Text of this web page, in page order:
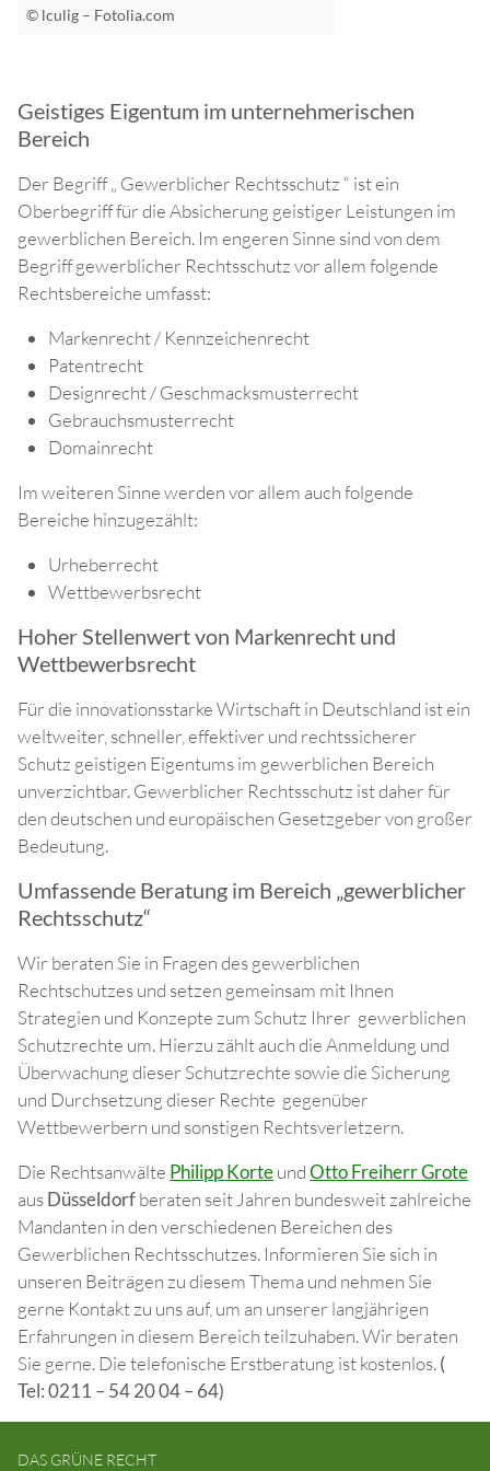
© lculig – Fotolia.com
Geistiges Eigentum im unternehmerischen
Bereich
Der Begriff „ Gewerblicher Rechtsschutz “ ist ein
Oberbegriff für die Absicherung geistiger Leistungen im
gewerblichen Bereich. Im engeren Sinne sind von dem
Begriff gewerblicher Rechtsschutz vor allem folgende
Rechtsbereiche umfasst:
Markenrecht / Kennzeichenrecht
Patentrecht
Designrecht / Geschmacksmusterrecht
Gebrauchsmusterrecht
Domainrecht
Im weiteren Sinne werden vor allem auch folgende
Bereiche hinzugezählt:
Urheberrecht
Wettbewerbsrecht
Hoher Stellenwert von Markenrecht und
Wettbewerbsrecht
Für die innovationsstarke Wirtschaft in Deutschland ist ein
weltweiter, schneller, effektiver und rechtssicherer
Schutz geistigen Eigentums im gewerblichen Bereich
unverzichtbar. Gewerblicher Rechtsschutz ist daher für
den deutschen und europäischen Gesetzgeber von großer
Bedeutung.
Umfassende Beratung im Bereich „gewerblicher
Rechtsschutz“
Wir beraten Sie in Fragen des gewerblichen
Rechtschutzes und setzen gemeinsam mit Ihnen
Strategien und Konzepte zum Schutz Ihrer gewerblichen
Schutzrechte um. Hierzu zählt auch die Anmeldung und
Überwachung dieser Schutzrechte sowie die Sicherung
und Durchsetzung dieser Rechte gegenüber
Wettbewerbern und sonstigen Rechtsverletzern.
Die Rechtsanwälte Philipp KorteundOtto Freiherr Grote
ausDüsseldorfberaten seit Jahren bundesweit zahlreiche
Mandanten in den verschiedenen Bereichen des
Gewerblichen Rechtsschutzes. Informieren Sie sich in
unseren Beiträgen zu diesem Thema und nehmen Sie
gerne Kontakt zu uns auf, um an unserer langjährigen
Erfahrungen in diesem Bereich teilzuhaben. Wir beraten
Sie gerne. Die telefonische Erstberatung ist kostenlos.(
Tel: 0211 – 54 20 04 – 64)
DAS GRÜNE RECHT